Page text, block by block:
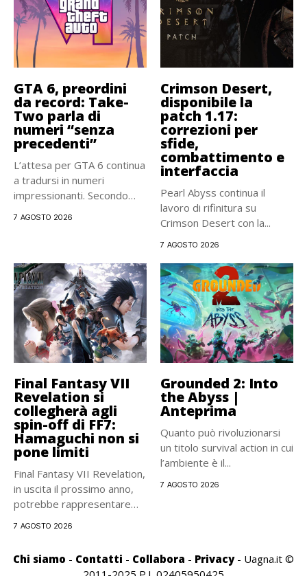
GTA 6, preordini
da record: Take-
Two parla di
numeri “senza
precedenti”
L’attesa per GTA 6 continua
a tradursi in numeri
impressionanti. Secondo
7 AGOSTO 2026
Crimson Desert,
disponibile la
patch 1.17:
correzioni per
sfide,
combattimento e
interfaccia
Pearl Abyss continua il
lavoro di rifinitura su
Crimson Desert con la...
7 AGOSTO 2026
Final Fantasy VII
Revelation si
collegherà agli
spin-off di FF7:
Hamaguchi non si
pone limiti
Final Fantasy VII Revelation,
in uscita il prossimo anno,
potrebbe rappresentare
7 AGOSTO 2026
Grounded 2: Into
the Abyss |
Anteprima
Quanto può rivoluzionarsi
un titolo survival action in cui
l’ambiente è il...
7 AGOSTO 2026
Chi siamo - Contatti - Collabora - Privacy- Uagna.it ©